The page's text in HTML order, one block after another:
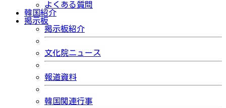
よくある質問
韓国紹介
掲示板
掲示板紹介
文化院ニュース
報道資料
韓国関連行事